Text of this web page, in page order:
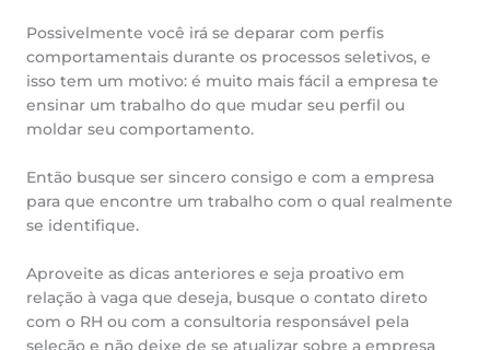
Possivelmente você irá se deparar com perfis
comportamentais durante os processos seletivos, e
isso tem um motivo: é muito mais fácil a empresa te
ensinar um trabalho do que mudar seu perfil ou
moldar seu comportamento.
Então busque ser sincero consigo e com a empresa
para que encontre um trabalho com o qual realmente
se identifique.
Aproveite as dicas anteriores e seja proativo em
relação à vaga que deseja, busque o contato direto
com o RH ou com a consultoria responsável pela
seleção e não deixe de se atualizar sobre a empresa